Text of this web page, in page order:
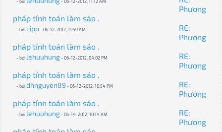
- bởi - 06-12-2012, 11:12 AM
Phương
pháp tính toán làm sáo .
- bởizipo- 06-12-2012, 11:59 AM
RE:
Phương
pháp tính toán làm sáo .
- bởi lehuuhung- 06-12-2012, 04:02 PM
RE:
Phương
pháp tính toán làm sáo .
- bởidhnguyen89 - 06-12-2012, 10:54 PM
RE:
Phương
pháp tính toán làm sáo .
- bởi lehuuhung- 06-14-2012, 10:14 AM
RE:
Phương